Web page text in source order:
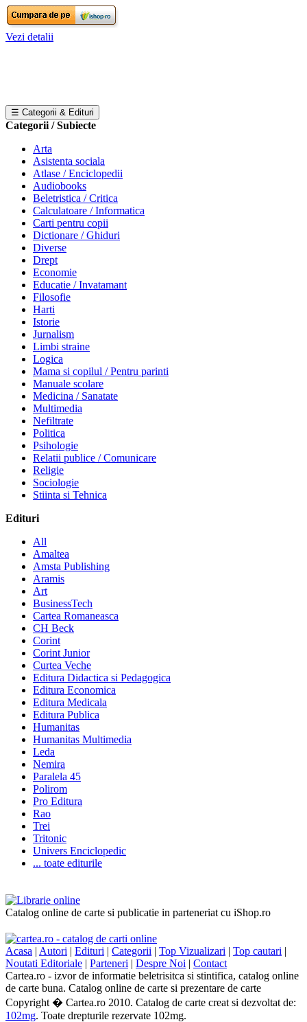
Vezi detalii
☰ Categorii & Edituri
Categorii / Subiecte
Arta
Asistenta sociala
Atlase / Enciclopedii
Audiobooks
Beletristica / Critica
Calculatoare / Informatica
Carti pentru copii
Dictionare / Ghiduri
Diverse
Drept
Economie
Educatie / Invatamant
Filosofie
Harti
Istorie
Jurnalism
Limbi straine
Logica
Mama si copilul / Pentru parinti
Manuale scolare
Medicina / Sanatate
Multimedia
Nefiltrate
Politica
Psihologie
Relatii publice / Comunicare
Religie
Sociologie
Stiinta si Tehnica
Edituri
All
Amaltea
Amsta Publishing
Aramis
Art
BusinessTech
Cartea Romaneasca
CH Beck
Corint
Corint Junior
Curtea Veche
Editura Didactica si Pedagogica
Editura Economica
Editura Medicala
Editura Publica
Humanitas
Humanitas Multimedia
Leda
Nemira
Paralela 45
Polirom
Pro Editura
Rao
Trei
Tritonic
Univers Enciclopedic
... toate editurile
Catalog online de carte si publicatie in parteneriat cu iShop.ro
Acasa | Autori | Edituri | Categorii | Top Vizualizari | Top cautari |
Noutati Editoriale | Parteneri | Despre Noi | Contact
Cartea.ro - izvor de informatie beletrisitca si stintifica, catalog online
de carte buna. Catalog online de carte si prezentare de carte
Copyright � Cartea.ro 2010. Catalog de carte creat si dezvoltat de:
102mg. Toate drepturile rezervate 102mg.